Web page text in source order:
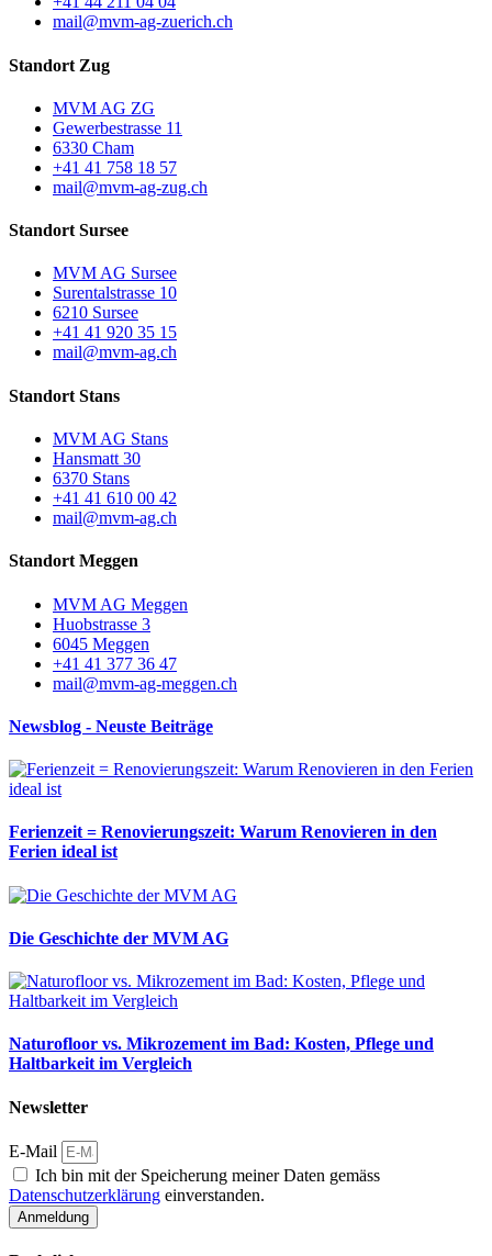
mail@mvm-ag-zuerich.ch
Standort Zug
MVM AG ZG
Gewerbestrasse 11
6330 Cham
+41 41 758 18 57
mail@mvm-ag-zug.ch
Standort Sursee
MVM AG Sursee
Surentalstrasse 10
6210 Sursee
+41 41 920 35 15
mail@mvm-ag.ch
Standort Stans
MVM AG Stans
Hansmatt 30
6370 Stans
+41 41 610 00 42
mail@mvm-ag.ch
Standort Meggen
MVM AG Meggen
Huobstrasse 3
6045 Meggen
+41 41 377 36 47
mail@mvm-ag-meggen.ch
Newsblog - Neuste Beiträge
Ferienzeit = Renovierungszeit: Warum Renovieren in den
Ferien ideal ist
Die Geschichte der MVM AG
Naturofloor vs. Mikrozement im Bad: Kosten, Pflege und
Haltbarkeit im Vergleich
Newsletter
E-Mail
Ich bin mit der Speicherung meiner Daten gemäss
Datenschutzerklärung einverstanden.
Anmeldung